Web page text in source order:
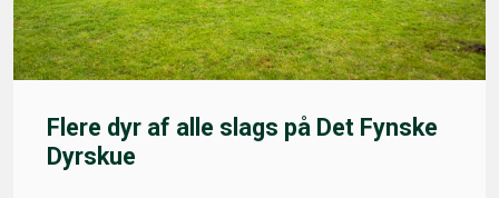
Flere dyr af alle slags på Det Fynske
Dyrskue